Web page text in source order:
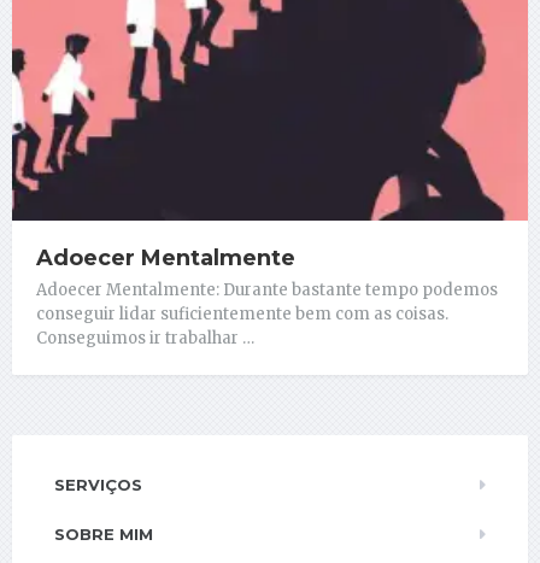
Adoecer Mentalmente
Adoecer Mentalmente: Durante bastante tempo podemos
conseguir lidar suficientemente bem com as coisas.
Conseguimos ir trabalhar …
SERVIÇOS
SOBRE MIM